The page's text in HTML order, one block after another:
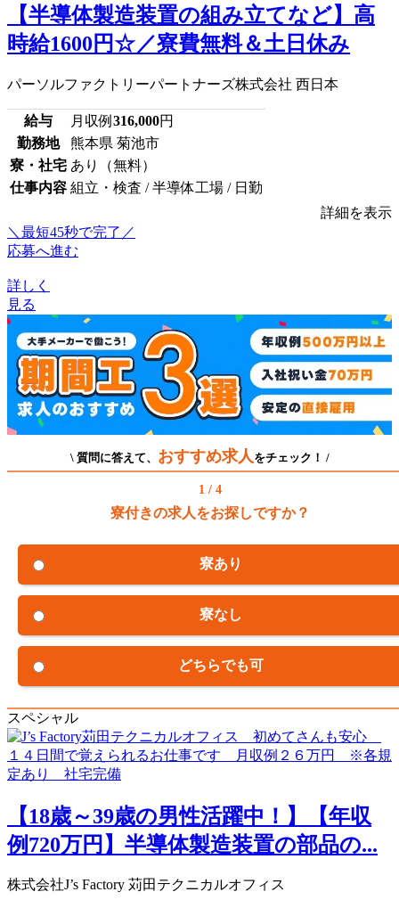
【半導体製造装置の組み立てなど】高
時給1600円☆／寮費無料＆土日休み
パーソルファクトリーパートナーズ株式会社 西日本
給与 月収例 316,000円
勤務地
熊本県 菊池市
寮・社宅 あり（無料）
仕事内容 組立・検査 / 半導体工場 / 日勤
詳細を表示
＼最短45秒で完了／
応募へ進む
詳しく
見る
\ 質問に答えて、 おすすめ求人 をチェック！ /
1 / 4
寮付きの求人をお探しですか？
寮あり
寮なし
どちらでも可
スペシャル
【18歳～39歳の男性活躍中！】【年収
例720万円】半導体製造装置の部品の...
株式会社J’s Factory 苅田テクニカルオフィス